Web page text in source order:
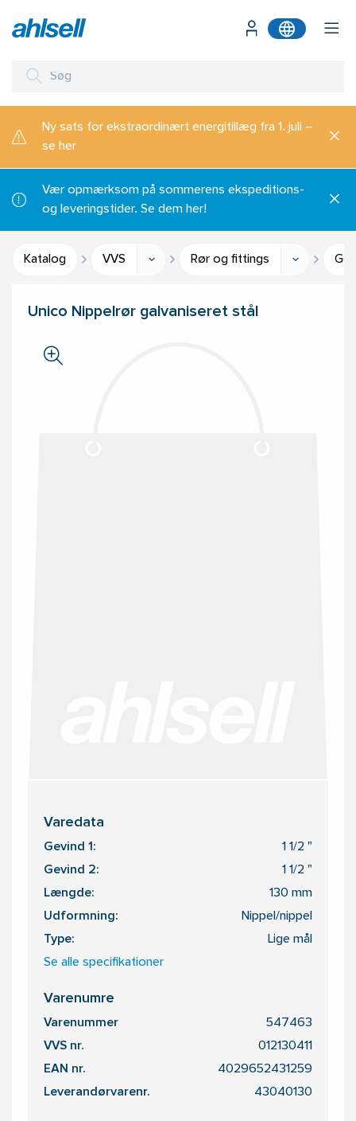
Ny sats for ekstraordinært energitillæg fra 1. juli –
se her
Vær opmærksom på sommerens ekspeditions-
og leveringstider. Se dem her!
Katalog VVS Rør og fittings
Unico Nippelrør galvaniseret stål
Varedata
Gevind 1: 1 1/2 "
Gevind 2: 1 1/2 "
Længde: 130 mm
Udformning: Nippel/nippel
Type: Lige mål
Se alle specifikationer
Varenumre
Varenummer 547463
VVS nr. 012130411
EAN nr. 4029652431259
Leverandørvarenr. 43040130